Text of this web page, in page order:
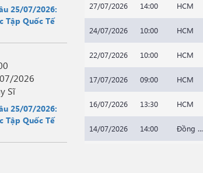
25/07/2026:
Tập Quốc Tế
2026
Sĩ
25/07/2026:
Tập Quốc Tế
27/07/2026 14:00 HCM
24/07/2026 10:00 HCM
22/07/2026 10:00 HCM
17/07/2026 09:00 HCM
16/07/2026 13:30 HCM
14/07/2026 14:00 Đồng ...